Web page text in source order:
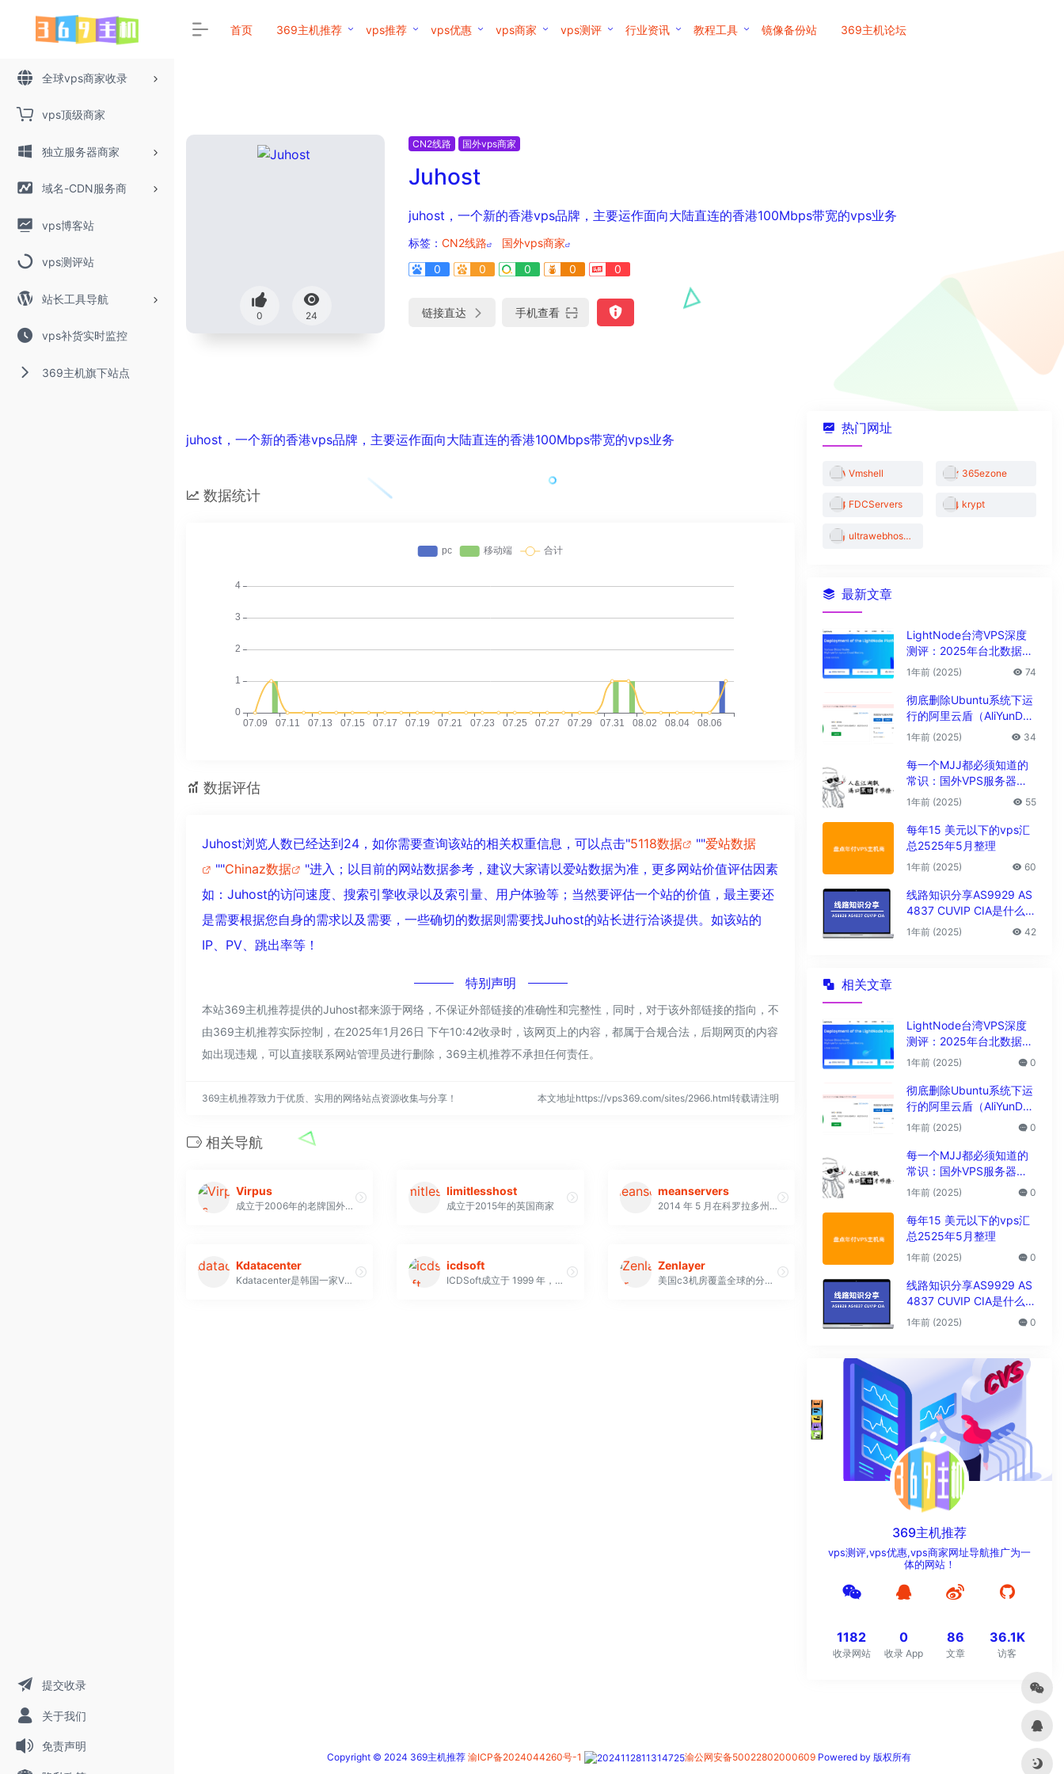
全球vps商家收录
vps顶级商家
独立服务器商家
域名-CDN服务商
vps博客站
vps测评站
站长工具导航
vps补货实时监控
369主机旗下站点
提交收录
关于我们
免责声明
首页 369主机推荐 vps推荐 vps优惠 vps商家 vps测评 行业资讯 教程工具 镜像备份站 369主机论坛
0 24
CN2线路 国外vps商家
Juhost
juhost，一个新的香港vps品牌，主要运作面向大陆直连的香港100Mbps带宽的vps业务
标签： CN2线路
国外vps商家
0
0 0 0 0
链接直达 手机查看
juhost，一个新的香港vps品牌，主要运作面向大陆直连的香港100Mbps带宽的vps业务
数据统计
数据评估
Juhost浏览人数已经达到24，如你需要查询该站的相关权重信息，可以点击"5118数据 ""爱站数据
""Chinaz数据
"进入；以目前的网站数据参考，建议大家请以爱站数据为准，更多网站价值评估因素
如：Juhost的访问速度、搜索引擎收录以及索引量、用户体验等；当然要评估一个站的价值，最主要还
是需要根据您自身的需求以及需要，一些确切的数据则需要找Juhost的站长进行洽谈提供。如该站的
IP、PV、跳出率等！
特别声明
本站369主机推荐提供的Juhost都来源于网络，不保证外部链接的准确性和完整性，同时，对于该外部链接的指向，不
由369主机推荐实际控制，在2025年1月26日 下午10:42收录时，该网页上的内容，都属于合规合法，后期网页的内容
如出现违规，可以直接联系网站管理员进行删除，369主机推荐不承担任何责任。
369主机推荐致力于优质、实用的网络站点资源收集与分享！ 本文地址https://vps369.com/sites/2966.html转载请注明
相关导航
Virpus
成立于2006年的老牌国外VPS主机商
limitlesshost
成立于2015年的英国商家
meanservers
2014 年 5 月在科罗拉多州丹佛市成立
Kdatacenter
Kdatacenter是韩国一家VPS服务商家，国内连接速度非常快，Kdatacenter的机房是KT机房和SK机房，国际连接速度都是1G端口加速，Kdatacenter的公网IP地址是韩国原生IP地址，国内ping值很低，大部分地区都在50ms左右，是站长建站不错的选择
icdsoft
ICDSoft成立于 1999 年，是一家网络提供商，声称托管着超过 55,000 个网站。他们使用最先进的硬件（Intel Xeon 处理器和 SSD 驱动器），为 140 多个国家/地区提供服务
Zenlayer
美国c3机房覆盖全球的分布式边缘云服务提供商
热门网址
Vmshell 365ezone
FDCServers krypt
ultrawebhosting
最新文章
LightNode台湾VPS深度
测评：2025年台北数据中
心vps性能与解锁能力全解
1年前 (2025) 74
彻底删除Ubuntu系统下运
行的阿里云盾（AliYunDu
n/Aegis）
1年前 (2025) 34
每一个MJJ都必须知道的
常识：国外VPS服务器圈
子黑话大全
1年前 (2025) 55
每年15 美元以下的vps汇
总2525年5月整理
1年前 (2025) 60
线路知识分享AS9929 AS
4837 CUVIP CIA是什么线
路?
1年前 (2025) 42
相关文章
LightNode台湾VPS深度
测评：2025年台北数据中
心vps性能与解锁能力全解
1年前 (2025) 0
彻底删除Ubuntu系统下运
行的阿里云盾（AliYunDu
n/Aegis）
1年前 (2025) 0
每一个MJJ都必须知道的
常识：国外VPS服务器圈
子黑话大全
1年前 (2025) 0
每年15 美元以下的vps汇
总2525年5月整理
1年前 (2025) 0
线路知识分享AS9929 AS
4837 CUVIP CIA是什么线
路?
1年前 (2025) 0
369主机推荐
vps测评,vps优惠,vps商家网址导航推广为一
体的网站！
1182
收录网站
0
收录 App
86
文章
36.1K
访客
Copyright © 2024 369主机推荐 渝ICP备2024044260号-1 渝公网安备50022802000609 Powered by 版权所有